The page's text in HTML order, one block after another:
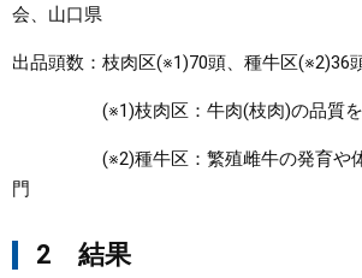
会、山口県
出品頭数：枝肉区(※1)70頭、種牛区(※2)36
(※1)枝肉区：牛肉(枝肉)の品質を
(※2)種牛区：繁殖雌牛の発育や体
門
2 結果